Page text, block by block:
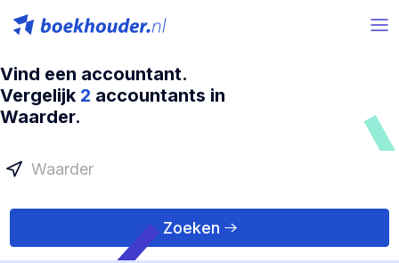
Vind een accountant.
Vergelijk 2 accountants in
Waarder.
Zoeken